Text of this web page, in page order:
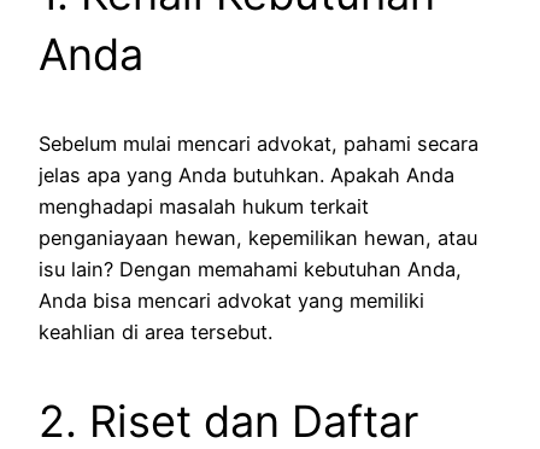
Anda
Sebelum mulai mencari advokat, pahami secara
jelas apa yang Anda butuhkan. Apakah Anda
menghadapi masalah hukum terkait
penganiayaan hewan, kepemilikan hewan, atau
isu lain? Dengan memahami kebutuhan Anda,
Anda bisa mencari advokat yang memiliki
keahlian di area tersebut.
2. Riset dan Daftar